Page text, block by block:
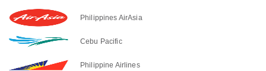
Philippines AirAsia
Cebu Pacific
Philippine Airlines